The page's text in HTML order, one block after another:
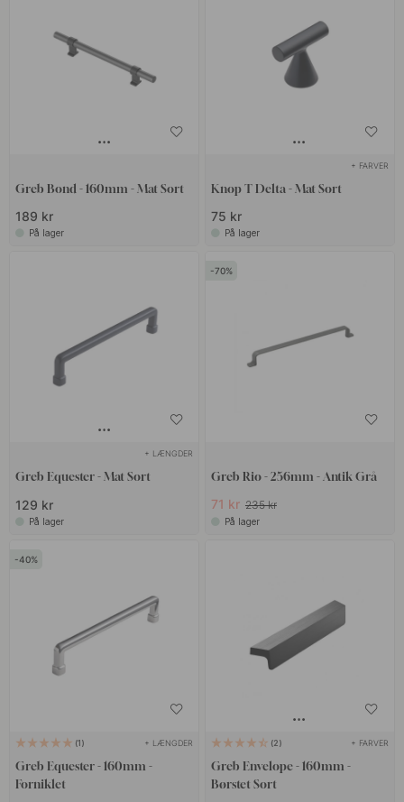
Greb Bond - 160mm - Mat Sort
189 kr
På lager
+ FARVER
Knop T Delta - Mat Sort
75 kr
På lager
+ LÆNGDER
Greb Equester - Mat Sort
129 kr
På lager
70
Greb Rio - 256mm - Antik Grå
71 kr 235 kr
På lager
40
1 + LÆNGDER
Greb Equester - 160mm -
Forniklet
2 + FARVER
Greb Envelope - 160mm -
Børstet Sort